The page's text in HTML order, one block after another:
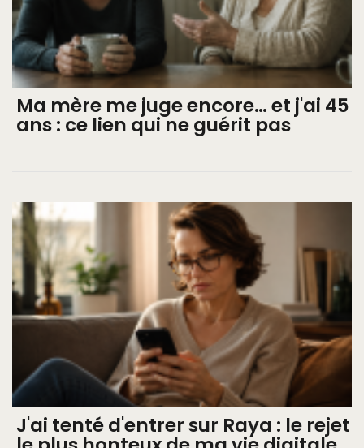
Ma mère me juge encore… et j'ai 45
ans : ce lien qui ne guérit pas
J'ai tenté d'entrer sur Raya : le rejet